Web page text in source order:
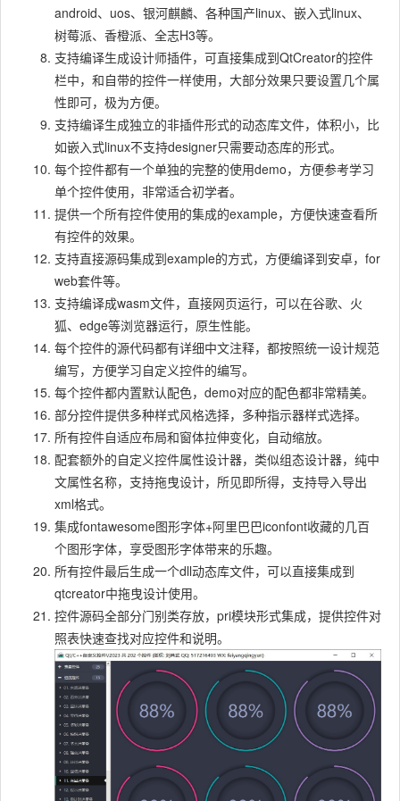
android、uos、银河麒麟、各种国产linux、嵌入式linux、
树莓派、香橙派、全志H3等。
支持编译生成设计师插件，可直接集成到QtCreator的控件
栏中，和自带的控件一样使用，大部分效果只要设置几个属
性即可，极为方便。
支持编译生成独立的非插件形式的动态库文件，体积小，比
如嵌入式linux不支持designer只需要动态库的形式。
每个控件都有一个单独的完整的使用demo，方便参考学习
单个控件使用，非常适合初学者。
提供一个所有控件使用的集成的example，方便快速查看所
有控件的效果。
支持直接源码集成到example的方式，方便编译到安卓，for
web套件等。
支持编译成wasm文件，直接网页运行，可以在谷歌、火
狐、edge等浏览器运行，原生性能。
每个控件的源代码都有详细中文注释，都按照统一设计规范
编写，方便学习自定义控件的编写。
每个控件都内置默认配色，demo对应的配色都非常精美。
部分控件提供多种样式风格选择，多种指示器样式选择。
所有控件自适应布局和窗体拉伸变化，自动缩放。
配套额外的自定义控件属性设计器，类似组态设计器，纯中
文属性名称，支持拖曳设计，所见即所得，支持导入导出
xml格式。
集成fontawesome图形字体+阿里巴巴iconfont收藏的几百
个图形字体，享受图形字体带来的乐趣。
所有控件最后生成一个dll动态库文件，可以直接集成到
qtcreator中拖曳设计使用。
控件源码全部分门别类存放，pri模块形式集成，提供控件对
照表快速查找对应控件和说明。